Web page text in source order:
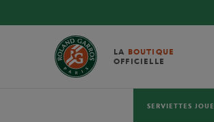
LA BOUTIQUE
OFFICIELLE
SERVIETTES